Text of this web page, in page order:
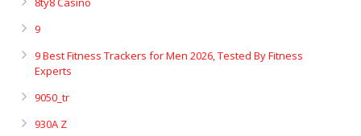
9
9 Best Fitness Trackers for Men 2026, Tested By Fitness
Experts
9050_tr
930A Z